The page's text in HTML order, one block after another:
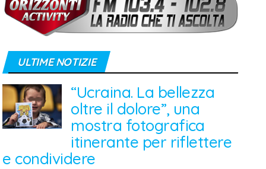
ULTIME NOTIZIE
“Ucraina. La bellezza
oltre il dolore”, una
mostra fotografica
itinerante per riflettere
e condividere